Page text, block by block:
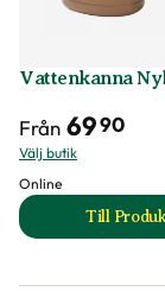
Vattenkanna
Från 6990
Välj butik
Online
Till
till